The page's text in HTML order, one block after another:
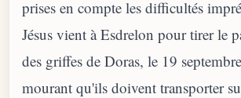
prises en compte les difficultés
Jésus vient à Esdrelon pour tirer le
des griffes de Doras, le 19
mourant qu'ils doivent transporter